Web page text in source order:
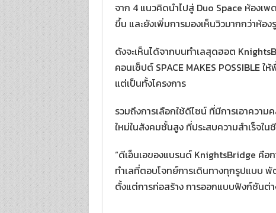
จาก 4 แนวคิดนำไปสู่ Duo Space ห้องเ
ขึ้น และยังเพิ่มการมองเห็นวิวมากกว่าห้อ
ดังจะเห็นได้จากบนทำเลสุดฮอต
คอนเซ็ปต์ SPACE MAKES
แต่เป็นทั้งโครงการ
รวมถึงการเลือกใช้ดีไซน์ ที่มีการเอาคว
ใหม่ในสังคมชั้นสูง ที่ประสบความสำเร็จใน
“ดีเอ็นเอของแบรนด์ KnightsBridge คือ
ทำเลที่ตอบโจทย์การเดินทางทุกรูปแบบ
ตั้งแต่การก่อสร้าง การออกแบบฟังก์ชันต่